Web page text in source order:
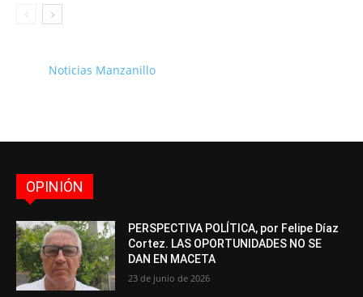
Noticias Manzanillo
OPINIÓN
PERSPECTIVA POLÍTICA, por Felipe Díaz
Cortez. LAS OPORTUNIDADES NO SE
DAN EN MACETA
23 de junio de 2026